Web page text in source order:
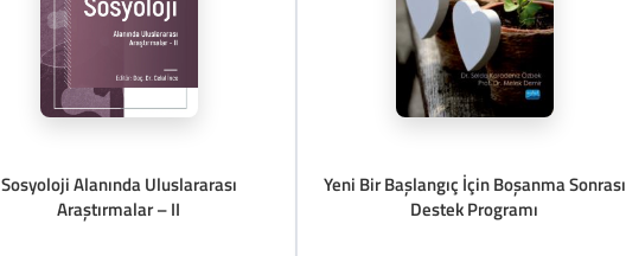
Sosyoloji Alanında Uluslararası
Araştırmalar – II
Yeni Bir Başlangıç İçin Boşanma Sonrası
Destek Programı